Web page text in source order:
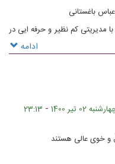
باغستانی
مدیریتی کم نظیر و حرفه ایی در
ادامه
02 تیر 1400 -
23:13
و خوی عالی هستند